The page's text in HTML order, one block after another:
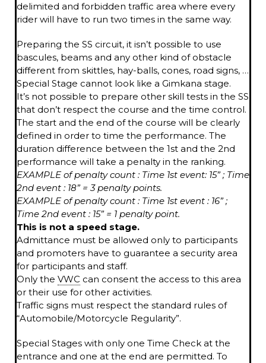
delimited and forbidden traffic area where every
rider will have to run two times in the same way.
Preparing the SS circuit, it isn’t possible to use
bascules, beams and any other kind of obstacle
different from skittles, hay-balls, cones, road signs, …
Special Stage cannot look like a Gimkana stage.
It’s not possible to prepare other skill tests in the SS
that don’t respect the course and the time control.
The start and the end of the course will be clearly
defined in order to time the performance. The
duration difference between the 1st and the 2nd
performance will take a penalty in the ranking.
EXAMPLE of penalty count : Time 1st event: 15” ; Time
2nd event : 18” = 3 penalty points.
EXAMPLE of penalty count : Time 1st event : 16” ;
Time 2nd event : 15” = 1 penalty point.
This is not a speed stage.
Admittance must be allowed only to participants
and promoters have to guarantee a security area
for participants and staff.
Only the VWC can consent the access to this area
or their use for other activities.
Traffic signs must respect the standard rules of
“Automobile/Motorcycle Regularity”.
Special Stages with only one Time Check at the
entrance and one at the end are permitted. To